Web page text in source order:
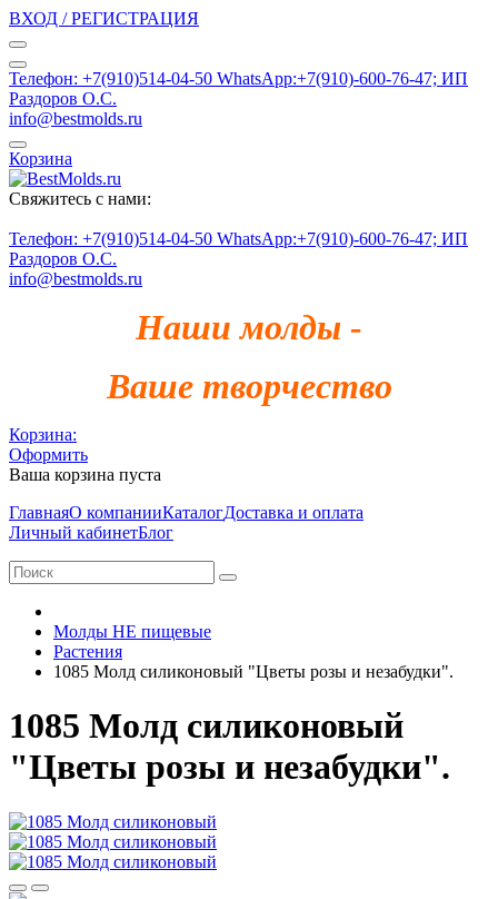
ВХОД / РЕГИСТРАЦИЯ
Телефон: +7(910)514-04-50 WhatsApp:+7(910)-600-76-47; ИП
Раздоров О.С.
info@bestmolds.ru
Корзина
Свяжитесь с нами:
Телефон: +7(910)514-04-50 WhatsApp:+7(910)-600-76-47; ИП
Раздоров О.С.
info@bestmolds.ru
Наши молды -
Ваше творчество
Корзина:
Оформить
Ваша корзина пуста
ГлавнаяО компанииКаталогДоставка и оплата
Личный кабинетБлог
Молды НЕ пищевые
Растения
1085 Молд силиконовый "Цветы розы и незабудки".
1085 Молд силиконовый
"Цветы розы и незабудки".